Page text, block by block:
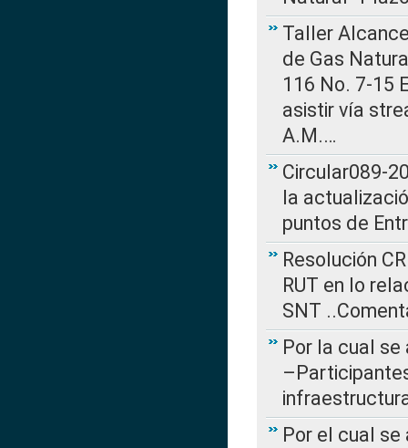
Taller
de Gas
116 No. 7-15
asistir vía
A.M.…
Circular089-
la
puntos de
Resolución
RUT en lo
SNT
Por la cual se
Por el cual